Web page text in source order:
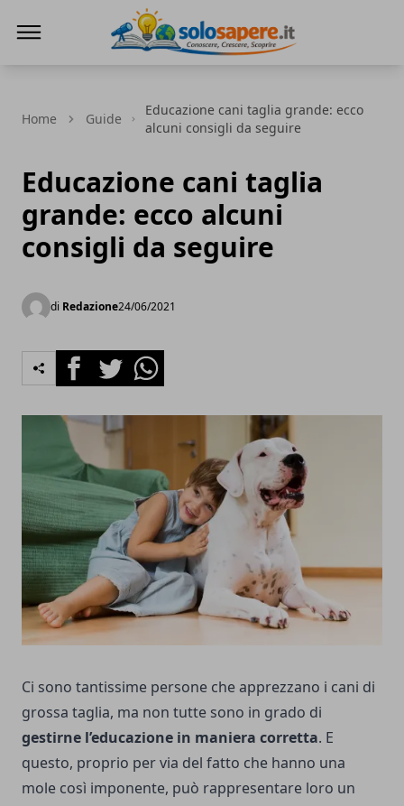
Home Guide
Educazione cani taglia grande: ecco
alcuni consigli da seguire
Educazione cani taglia
grande: ecco alcuni
consigli da seguire
di Redazione24/06/2021
FacebookTwitterWhatsapp
Ci sono tantissime persone che apprezzano i cani di
grossa taglia, ma non tutte sono in grado di
gestirne l’educazione in maniera corretta. E
questo, proprio per via del fatto che hanno una
mole così imponente, può rappresentare loro un